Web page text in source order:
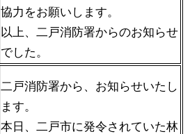
協力をお願いします。
以上、二戸消防署からのお知らせ
でした。
二戸消防署から、お知らせいたし
ます。
本日、二戸市に発令されていた林